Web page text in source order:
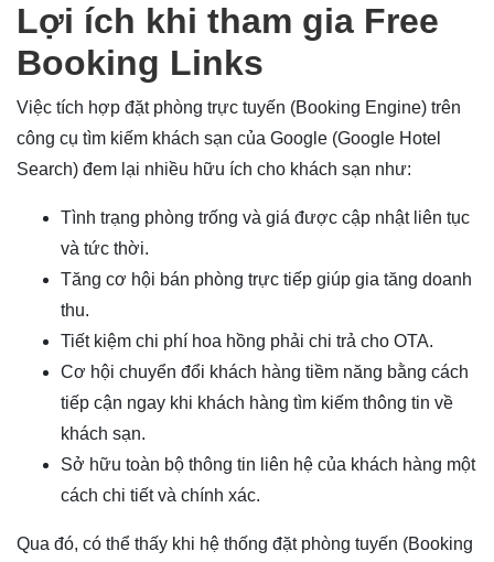
Lợi ích khi tham gia Free
Booking Links
Việc tích hợp đặt phòng trực tuyến (Booking Engine) trên
công cụ tìm kiếm khách sạn của Google (Google Hotel
Search) đem lại nhiều hữu ích cho khách sạn như:
Tình trạng phòng trống và giá được cập nhật liên tục
và tức thời.
Tăng cơ hội bán phòng trực tiếp giúp gia tăng doanh
thu.
Tiết kiệm chi phí hoa hồng phải chi trả cho OTA.
Cơ hội chuyển đổi khách hàng tiềm năng bằng cách
tiếp cận ngay khi khách hàng tìm kiếm thông tin về
khách sạn.
Sở hữu toàn bộ thông tin liên hệ của khách hàng một
cách chi tiết và chính xác.
Qua đó, có thể thấy khi hệ thống đặt phòng tuyến (Booking